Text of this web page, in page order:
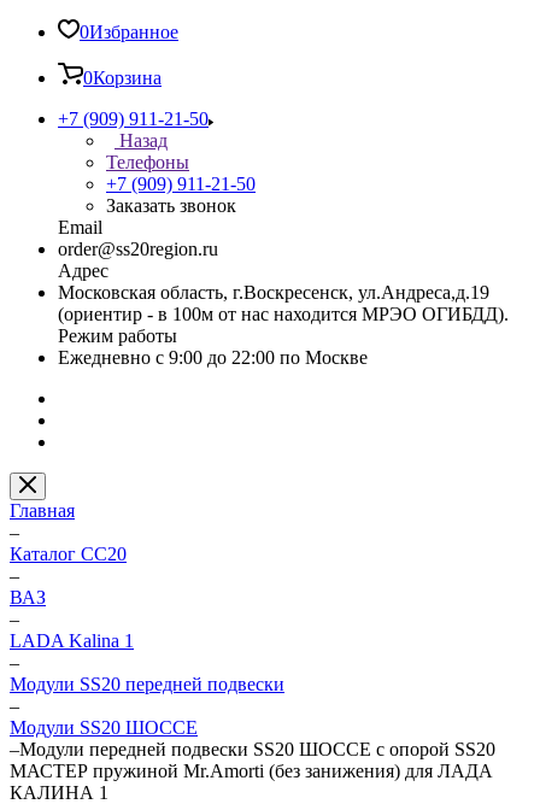
0Избранное
0Корзина
+7 (909) 911-21-50
Назад
Телефоны
+7 (909) 911-21-50
Заказать звонок
Email
order@ss20region.ru
Адрес
Московская область, г.Воскресенск, ул.Андреса,д.19
(ориентир - в 100м от нас находится МРЭО ОГИБДД).
Режим работы
Ежедневно с 9:00 до 22:00 по Москве
Главная
–
Каталог CC20
–
ВАЗ
–
LADA Kalina 1
–
Модули SS20 передней подвески
–
Модули SS20 ШОССЕ
–Модули передней подвески SS20 ШОССЕ c опорой SS20
МАСТЕР пружиной Mr.Amorti (без занижения) для ЛАДА
КАЛИНА 1